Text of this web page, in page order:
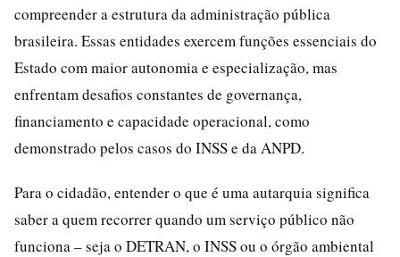
compreender a estrutura da administração pública
brasileira. Essas entidades exercem funções essenciais do
Estado com maior autonomia e especialização, mas
enfrentam desafios constantes de governança,
financiamento e capacidade operacional, como
demonstrado pelos casos do INSS e da ANPD.
Para o cidadão, entender o que é uma autarquia significa
saber a quem recorrer quando um serviço público não
funciona – seja o DETRAN, o INSS ou o órgão ambiental